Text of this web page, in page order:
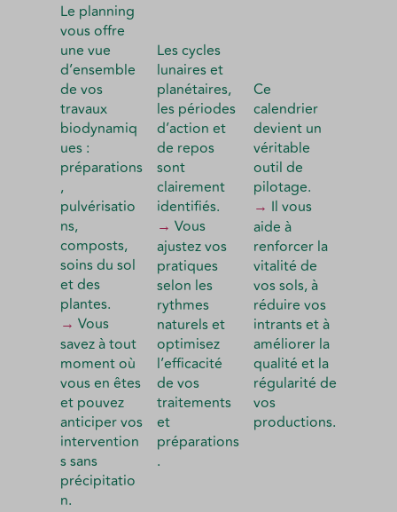
Le planning
vous offre
une vue
d’ensemble
de vos
travaux
biodynamiq
ues :
préparations
,
pulvérisatio
ns,
composts,
soins du sol
et des
plantes.
→ Vous
savez à tout
moment où
vous en êtes
et pouvez
anticiper vos
intervention
s sans
précipitatio
n.
Les cycles
lunaires et
planétaires,
les périodes
d’action et
de repos
sont
clairement
identifiés.
→ Vous
ajustez vos
pratiques
selon les
rythmes
naturels et
optimisez
l’efficacité
de vos
traitements
et
préparations
.
Ce
calendrier
devient un
véritable
outil de
pilotage.
→ Il vous
aide à
renforcer la
vitalité de
vos sols, à
réduire vos
intrants et à
améliorer la
qualité et la
régularité de
vos
productions.